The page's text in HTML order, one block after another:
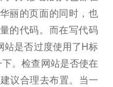
丽的页面的同时，也
的代码。而在写代码
站是否过度使用了H标
。检查网站是否使在
议合理去布置。当一